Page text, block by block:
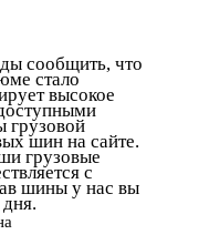
сообщить, что
стало
высокое
грузовой
шин на сайте.
грузовые
с
шины у нас вы